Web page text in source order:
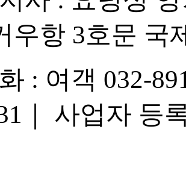
우항 3호문 국
: 여객 032-
사업자 등